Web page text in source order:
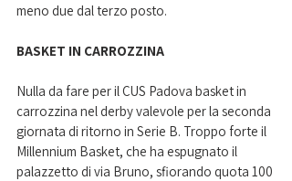
meno due dal terzo posto.
BASKET IN CARROZZINA
Nulla da fare per il CUS Padova basket in
carrozzina nel derby valevole per la seconda
giornata di ritorno in Serie B. Troppo forte il
Millennium Basket, che ha espugnato il
palazzetto di via Bruno, sfiorando quota 100